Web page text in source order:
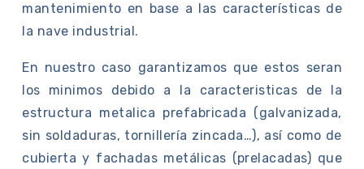
mantenimiento en base a las características de
la nave industrial.
En nuestro caso garantizamos que estos seran
los minimos debido a la caracteristicas de la
estructura metalica prefabricada (galvanizada,
sin soldaduras, tornillería zincada…), así como de
cubierta y fachadas metálicas (prelacadas) que